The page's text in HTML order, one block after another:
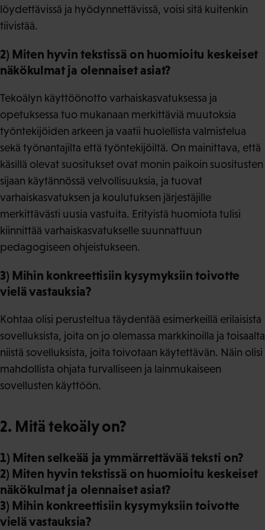
löydettävissä ja hyödynnettävissä, voisi sitä kuitenkin
tiivistää.
2) Miten hyvin tekstissä on huomioitu keskeiset
näkökulmat ja olennaiset asiat?
Tekoälyn käyttöönotto varhaiskasvatuksessa ja
opetuksessa tuo mukanaan merkittäviä muutoksia
työntekijöiden arkeen ja vaatii huolellista valmistelua
sekä työnantajilta että työntekijöiltä. On mainittava, että
käsillä olevat suositukset ovat monin paikoin suositusten
sijaan käytännössä velvollisuuksia, ja tuovat
varhaiskasvatuksen ja koulutuksen järjestäjille
merkittävästi uusia vastuita. Erityistä huomiota tulisi
kiinnittää varhaiskasvatukselle suunnattuun
pedagogiseen ohjeistukseen.
3) Mihin konkreettisiin kysymyksiin toivotte
vielä vastauksia?
Kohtaa olisi perusteltua täydentää esimerkeillä erilaisista
sovelluksista, joita on jo olemassa markkinoilla ja toisaalta
niistä sovelluksista, joita toivotaan käytettävän. Näin olisi
mahdollista ohjata turvalliseen ja lainmukaiseen
sovellusten käyttöön.
2. Mitä tekoäly on?
1) Miten selkeää ja ymmärrettävää teksti on?
2) Miten hyvin tekstissä on huomioitu keskeiset
näkökulmat ja olennaiset asiat?
3) Mihin konkreettisiin kysymyksiin toivotte
vielä vastauksia?